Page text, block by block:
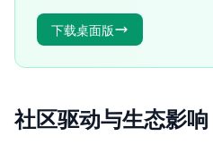
下载桌面版
社区驱动与生态影响